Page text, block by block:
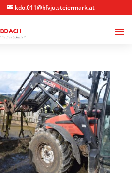
kdo.011@bfvju.steiermark.at